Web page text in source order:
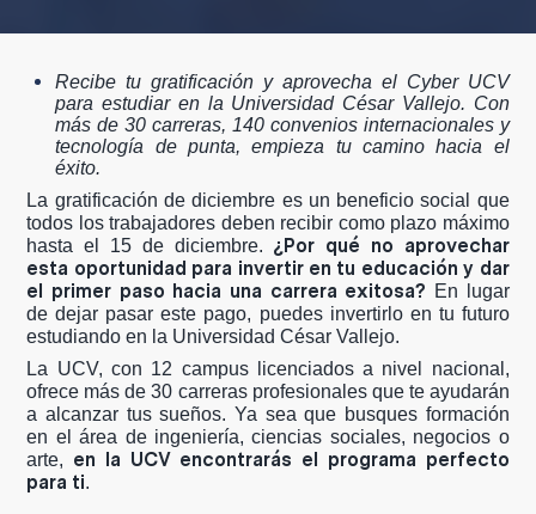
Recibe tu gratificación y aprovecha el Cyber UCV
para estudiar en la Universidad César Vallejo. Con
más de 30 carreras, 140 convenios internacionales y
tecnología de punta, empieza tu camino hacia el
éxito.
La gratificación de diciembre es un beneficio social que
todos los trabajadores deben recibir como plazo máximo
hasta el 15 de diciembre. ¿Por qué no aprovechar
esta oportunidad para invertir en tu educación y dar
el primer paso hacia una carrera exitosa? En lugar
de dejar pasar este pago, puedes invertirlo en tu futuro
estudiando en la Universidad César Vallejo.
La UCV, con 12 campus licenciados a nivel nacional,
ofrece más de 30 carreras profesionales que te ayudarán
a alcanzar tus sueños. Ya sea que busques formación
en el área de ingeniería, ciencias sociales, negocios o
arte, en la UCV encontrarás el programa perfecto
para ti.